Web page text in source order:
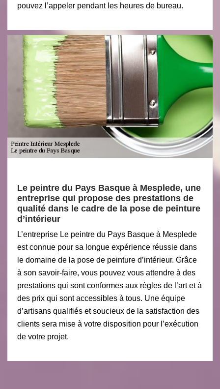
pouvez l’appeler pendant les heures de bureau.
Le peintre du Pays Basque à Mesplede, une
entreprise qui propose des prestations de
qualité dans le cadre de la pose de peinture
d’intérieur
L’entreprise Le peintre du Pays Basque à Mesplede
est connue pour sa longue expérience réussie dans
le domaine de la pose de peinture d’intérieur. Grâce
à son savoir-faire, vous pouvez vous attendre à des
prestations qui sont conformes aux règles de l’art et à
des prix qui sont accessibles à tous. Une équipe
d’artisans qualifiés et soucieux de la satisfaction des
clients sera mise à votre disposition pour l’exécution
de votre projet.